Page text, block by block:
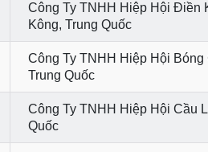
Công Ty TNHH Hiệp Hội Điền
Kông, Trung Quốc
Công Ty TNHH Hiệp Hội Bóng
Trung Quốc
Công Ty TNHH Hiệp Hội Cầu
Quốc